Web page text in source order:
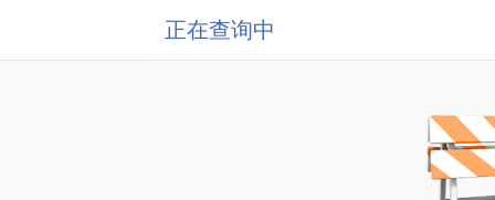
正在查询中